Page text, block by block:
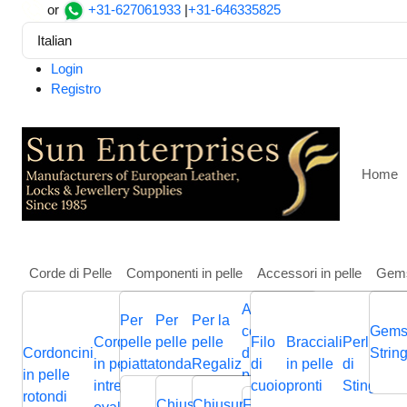
or +31-627061933 |+31-646335825
Italian
Login
Registro
Home
Corde di Pelle
Cordoncini
in pelle
rotondi
Cordoncini
in pelle
intrecciati
Cordoncini
in pelle
intrecciata
Cordoncini
in pelle
piatti
Cordini
in pelle
piatta
Componenti in pelle
Per
pelle
piatta
Per
pelle
tonda
Chiusura
Cursori
Per la
pelle
Regaliz
Cursori
Altri
componenti
di gioielli in
pelle
Accessori in pelle
Filo
di
cuoio
Bracciali
in pelle
pronti
Perline
di
Stingray
Componenti in pelle Per pelle tonda Cursori e
Stainless steel part for